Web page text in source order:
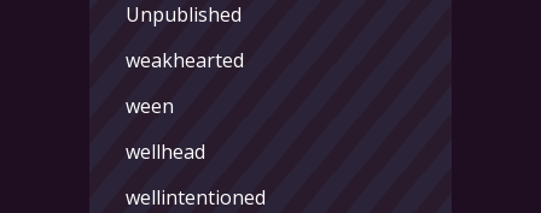
Unpublished
weakhearted
ween
wellhead
wellintentioned